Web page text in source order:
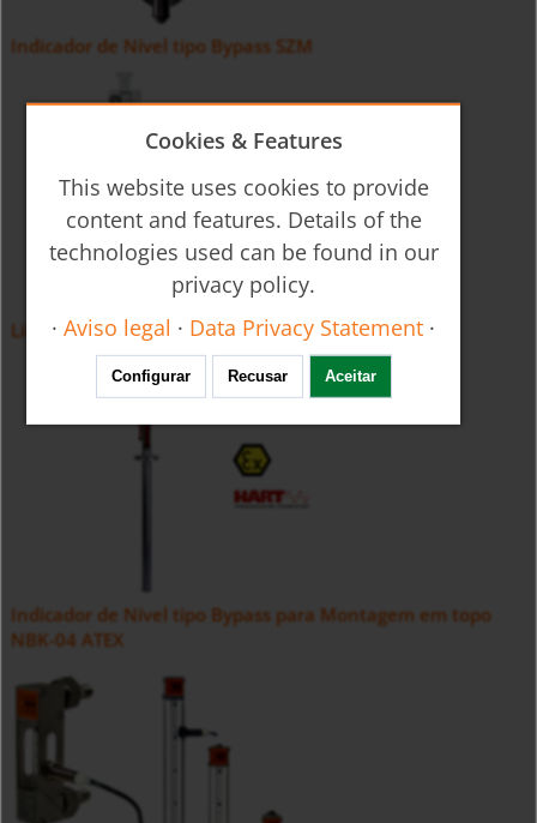
Indicador de Nível tipo Bypass SZM
Limit contact for Bypass Level Indicator NBK-RA
Indicador de Nível tipo Bypass para Montagem em topo
NBK-04 ATEX
Cookies & Features
This website uses cookies to provide
content and features. Details of the
technologies used can be found in our
privacy policy.
·Aviso legal · Data Privacy Statement ·
Configurar Recusar Aceitar